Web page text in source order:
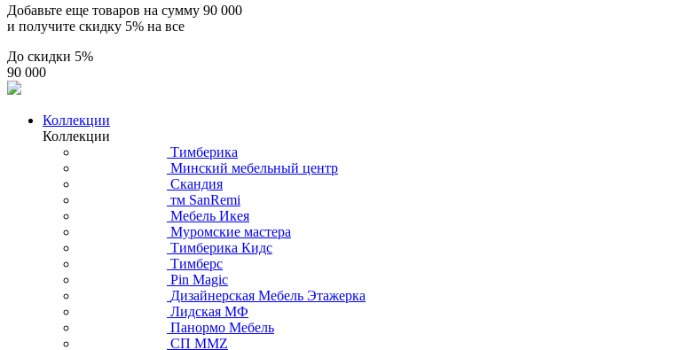
Добавьте еще товаров на сумму 90 000
и получите скидку 5% на все
До скидки 5%
90 000
Коллекции
Коллекции
Тимберика
Минский мебельный центр
Скандия
тм SanRemi
Мебель Икея
Муромские мастера
Тимберика Кидс
Тимберс
Pin Magic
Дизайнерская Мебель Этажерка
Лидская МФ
Панормо Мебель
СП ММZ